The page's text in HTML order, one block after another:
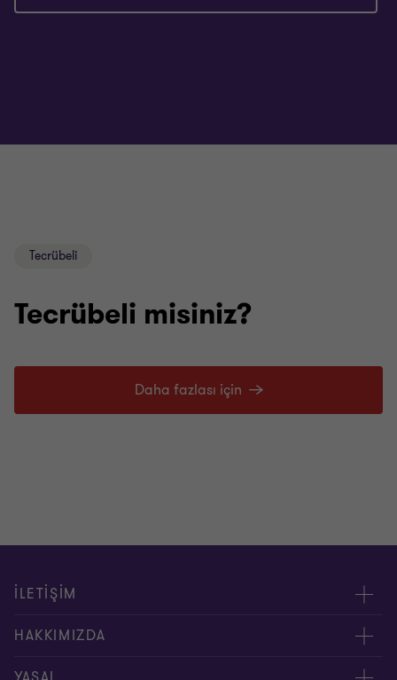
Tecrübeli
Tecrübeli misiniz?
Daha fazlası için
İLETİŞİM
Yöneticilerimiz
Bizimle İletişime Geçin
HAKKIMIZDA